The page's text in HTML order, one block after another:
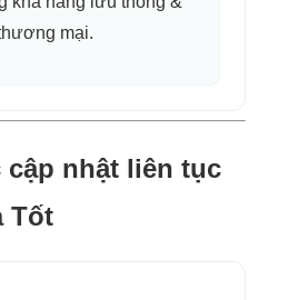
mại.
nhật liên tục
Tốt